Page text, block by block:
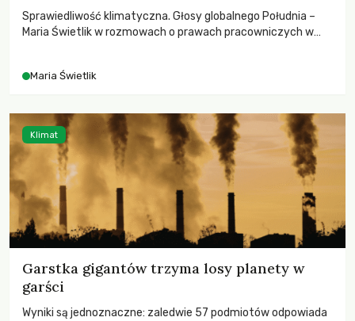
Sprawiedliwość klimatyczna. Głosy globalnego Południa –
Maria Świetlik w rozmowach o prawach pracowniczych w
Maria Świetlik
Garstka gigantów trzyma losy planety w
garści
Wyniki są jednoznaczne: zaledwie 57 podmiotów odpowiada
Klimat